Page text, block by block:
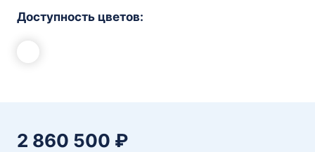
Доступность цветов:
2 860 500 ₽